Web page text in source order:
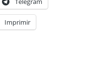
Imprimir